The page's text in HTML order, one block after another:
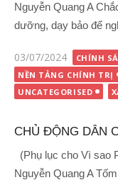
Nguyễn Quang A
dưỡng, dạy bảo để
Đăng
vào
03/07/2024
CHÍNH
NỀN TẢNG CHÍNH TRỊ
UNCATEGORISED
CHỦ ĐỘNG DÂN
(Phụ lục cho Vì sao
Nguyễn Quang A